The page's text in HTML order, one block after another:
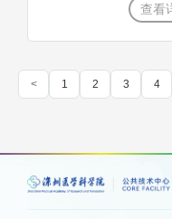
查看
< 1 2 3 4